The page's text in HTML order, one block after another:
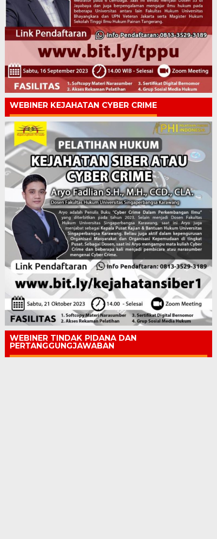
WEBINER KEJAHATAN CYBER CRIME
WEBINER TINDAK PIDANA DAN
PERTANGGUNGJAWABAN